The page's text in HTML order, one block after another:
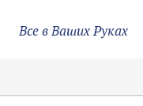
Все в Ваших Руках